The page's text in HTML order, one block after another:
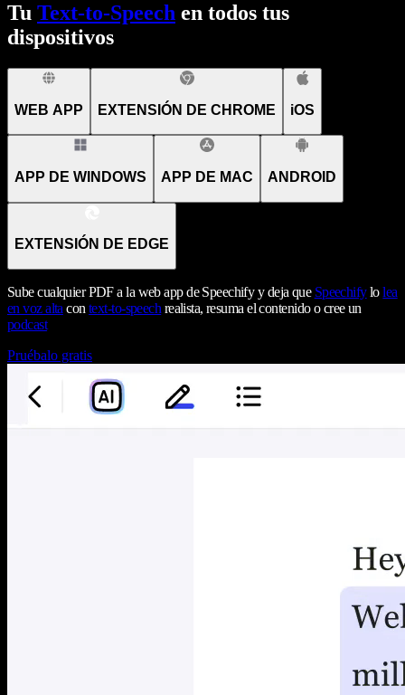
Tu Text-to-Speech en todos tus
dispositivos
WEB APP EXTENSIÓN DE CHROME iOS
APP DE WINDOWS APP DE MAC ANDROID
EXTENSIÓN DE EDGE
Sube cualquier PDF a la web app de Speechify y deja que Speechifylolea
en voz alta context-to-speech realista, resuma el contenido o cree un
podcast
Pruébalo gratis